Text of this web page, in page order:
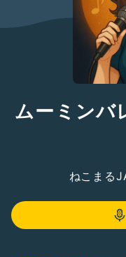
ムーミンバ
ねこまる